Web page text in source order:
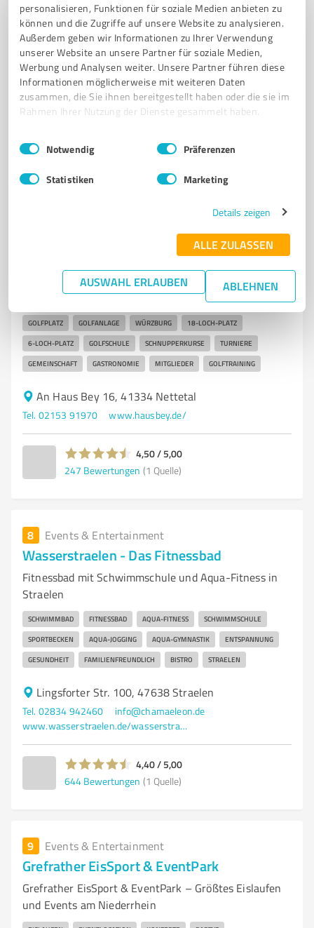
personalisieren, Funktionen für soziale Medien anbieten zu
können und die Zugriffe auf unsere Website zu analysieren.
Außerdem geben wir Informationen zu Ihrer Verwendung
unserer Website an unsere Partner für soziale Medien,
Werbung und Analysen weiter. Unsere Partner führen diese
Informationen möglicherweise mit weiteren Daten
zusammen, die Sie ihnen bereitgestellt haben oder die sie im
Rahmen Ihrer Nutzung der Dienste gesammelt haben.
Impressum Datenschutzbestimmungen
Einwilligungsauswahl
Notwendig Präferenzen
Statistiken Marketing
Details zeigen
ALLE ZULASSEN
AUSWAHL ERLAUBEN ABLEHNEN
Clip 'n Climb Niederrhein – Klettererlebnis für Kinder,
Jugendliche und Gruppen
KLETTERHALLE KINDERGEBURTSTAGE JUGEND-PARTYPAKETE
KIDS-CLUB SCHULKLASSEN-EVENTS
Ransberg 31, 41751 Viersen
info@clipnclimb.de clipnclimb.de/
4,60 / 5,00
1.087
(1 Quelle)
Golfanlage Haus Bey GmbH & Co. KG
Golfanlage Haus Bey in Würzburg – Ihr Ziel für Golf
und Gemeinschaft
GOLFPLATZ GOLFANLAGE WÜRZBURG 18-LOCH-PLATZ
6-LOCH-PLATZ GOLFSCHULE SCHNUPPERKURSE TURNIERE
GEMEINSCHAFT GASTRONOMIE MITGLIEDER GOLFTRAINING
An Haus Bey 16, 41334 Nettetal
Tel. 02153 91970 www.hausbey.de/
4,50 / 5,00
247 Bewertungen (1 Quelle)
8 Events & Entertainment
Wasserstraelen - Das Fitnessbad
Fitnessbad mit Schwimmschule und Aqua-Fitness in
Straelen
SCHWIMMBAD FITNESSBAD AQUA-FITNESS SCHWIMMSCHULE
SPORTBECKEN AQUA-JOGGING AQUA-GYMNASTIK ENTSPANNUNG
GESUNDHEIT FAMILIENFREUNDLICH BISTRO STRAELEN
Lingsforter Str. 100, 47638 Straelen
Tel. 02834 942460
info@chamaeleon.de
www.wasserstraelen.de/wasserstraelen/herzlich-willkommen/
4,40 / 5,00
644 Bewertungen (1 Quelle)
9 Events & Entertainment
Grefrather EisSport & EventPark
Grefrather EisSport & EventPark – Größtes Eislaufen
und Events am Niederrhein